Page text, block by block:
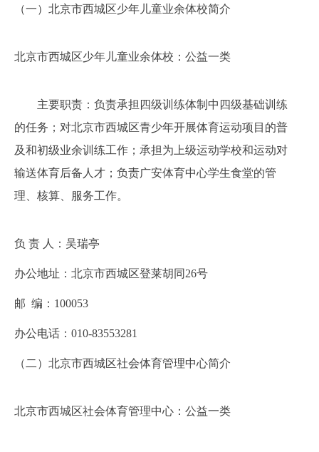
（一）北京市西城区少年儿童业余体校简介
北京市西城区少年儿童业余体校：公益一类
主要职责：负责承担四级训练体制中四级基础训练
的任务；对北京市西城区青少年开展体育运动项目的普
及和初级业余训练工作；承担为上级运动学校和运动对
输送体育后备人才；负责广安体育中心学生食堂的管
理、核算、服务工作。
负 责 人： 吴瑞亭
办公地址： 北京市西城区登莱胡同 26号
邮 编： 100053
办公电话：010-83553281
（ 二 ）北京市西城区社会体育管理中心简介
北京市西城区社会体育管理中心：公益一类